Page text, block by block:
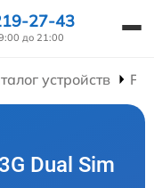
27-43
до 21:00
устройств
Dual Sim